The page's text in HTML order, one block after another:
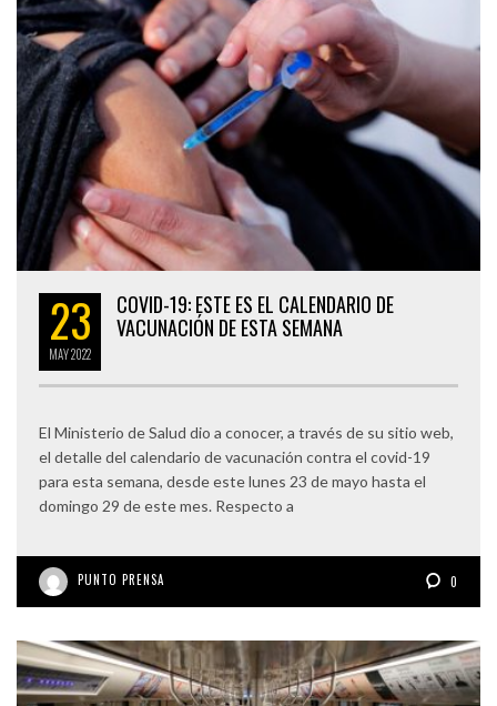
23
MAY2022
COVID-19: ESTE ES EL CALENDARIO DE
VACUNACIÓN DE ESTA SEMANA
El Ministerio de Salud dio a conocer, a través de su sitio web,
el detalle del calendario de vacunación contra el covid-19
para esta semana, desde este lunes 23 de mayo hasta el
domingo 29 de este mes. Respecto a
PUNTO PRENSA 0